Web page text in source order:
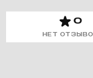
0
НЕТ